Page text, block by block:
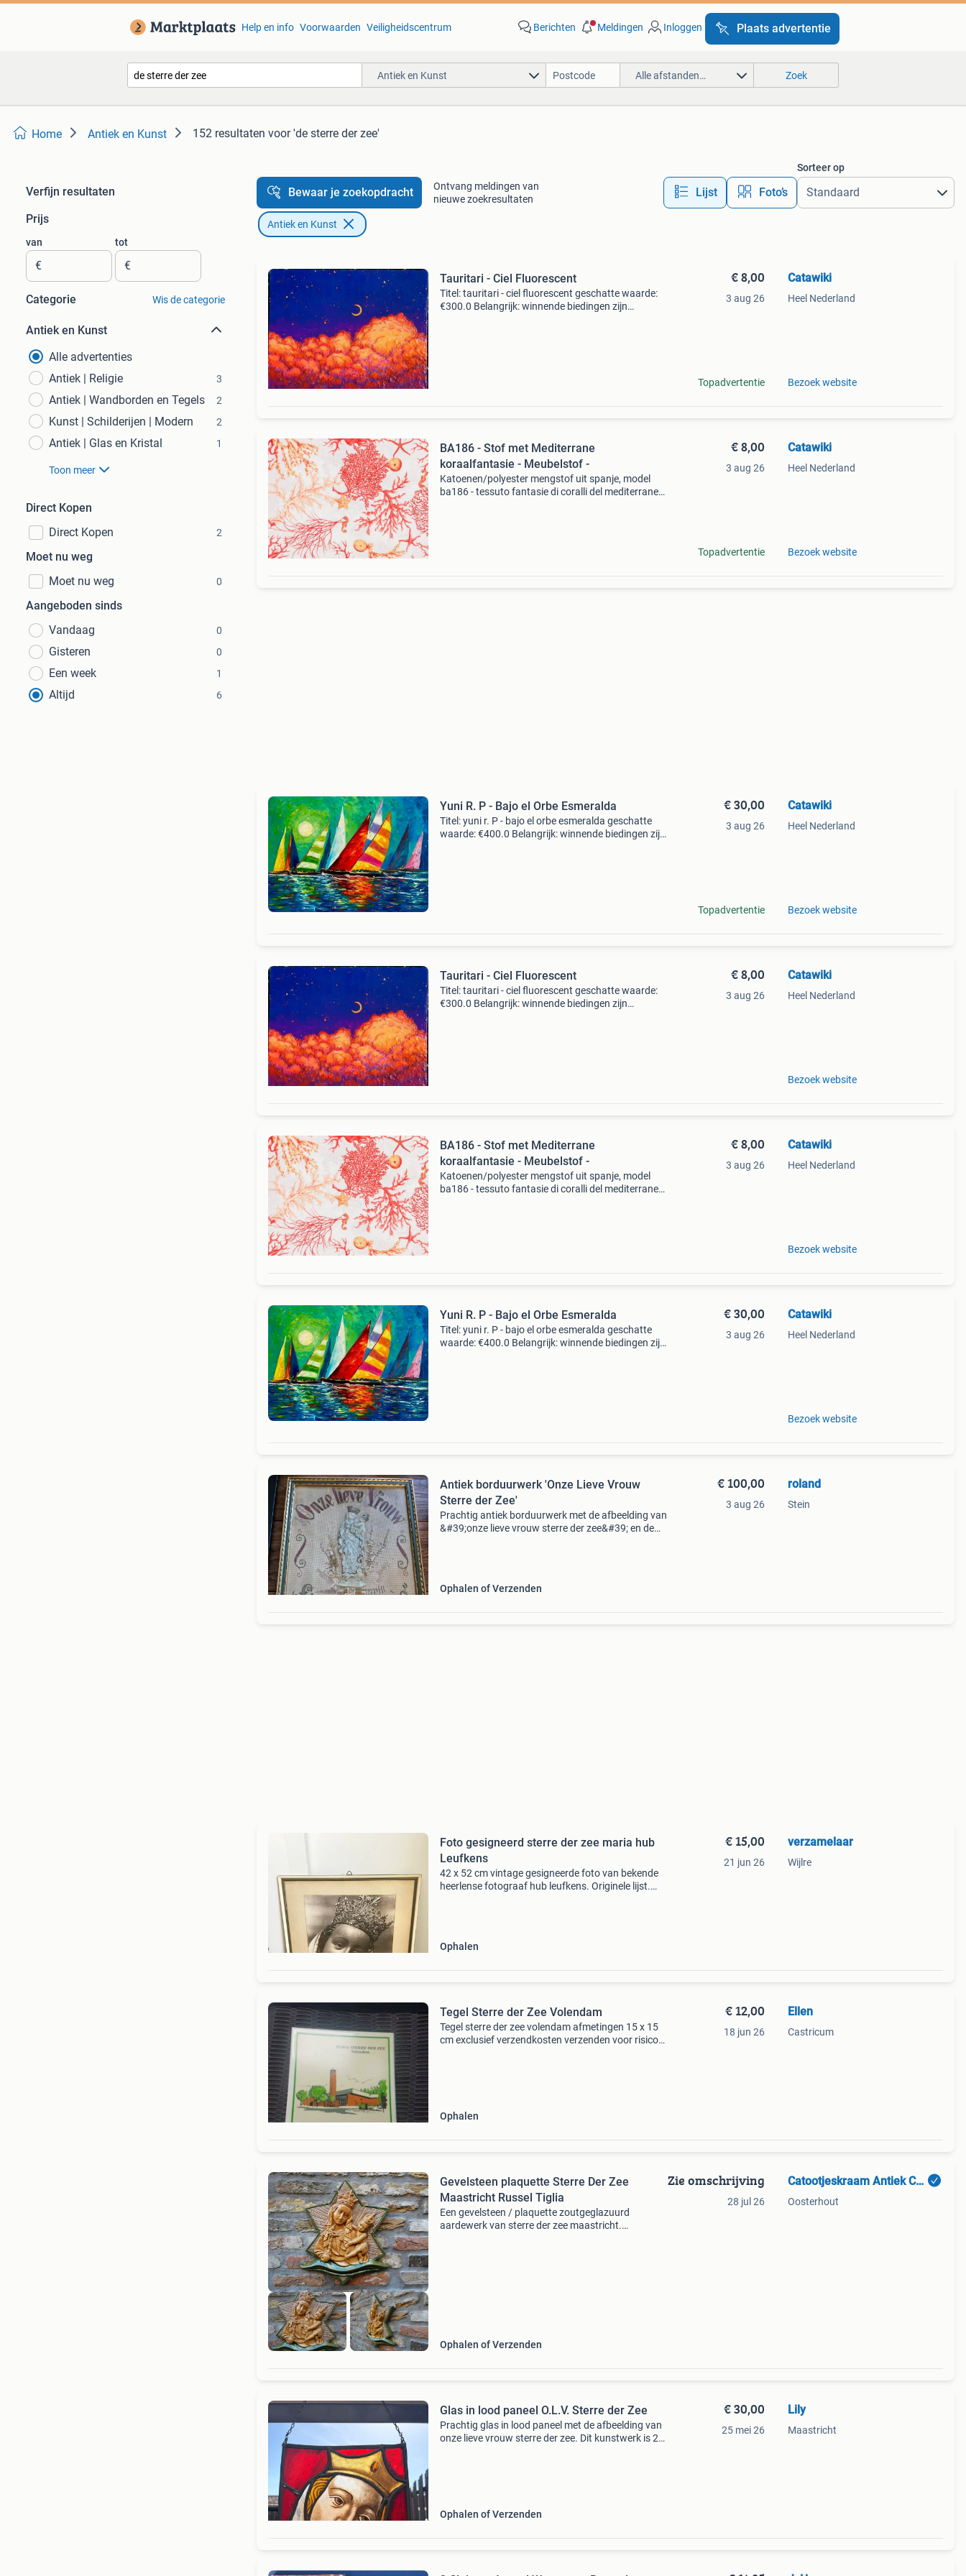
Help en info Voorwaarden Veiligheidscentrum Berichten Meldingen Inloggen Plaats advertentie
Antiek en Kunst Alle afstanden… Zoek
Home Antiek en Kunst 152 resultaten voor 'de sterre der zee'
Verfijn resultaten
Prijs
van
€
tot
€
Categorie Wis de categorie
Antiek en Kunst
Alle advertenties
Antiek | Religie
3
Antiek | Wandborden en Tegels 2
Kunst | Schilderijen | Modern 2
Antiek | Glas en Kristal 1
Toon meer
Direct Kopen
Direct Kopen
2
Moet nu weg
Moet nu weg
0
Aangeboden sinds
Vandaag
0
Gisteren 0
Een week 1
Altijd 6
Bewaar je zoekopdracht
Ontvang meldingen van
nieuwe zoekresultaten
Lijst Foto’s
Sorteer op
Antiek en Kunst
Tauritari - Ciel Fluorescent
Titel: tauritari - ciel fluorescent geschatte waarde:
€300.0 Belangrijk: winnende biedingen zijn
€ 8,00
3 aug 26
Topadvertentie
Catawiki
Heel Nederland
Bezoek website
BA186 - Stof met Mediterrane
koraalfantasie - Meubelstof -
Katoenen/polyester mengstof uit spanje, model
ba186 - tessuto fantasie di coralli del mediterraneo,
€ 8,00
3 aug 26
Topadvertentie
Catawiki
Heel Nederland
Bezoek website
Yuni R. P - Bajo el Orbe Esmeralda
Titel: yuni r. P - bajo el orbe esmeralda geschatte
waarde: €400.0 Belangrijk: winnende biedingen zijn
€ 30,00
3 aug 26
Topadvertentie
Catawiki
Heel Nederland
Bezoek website
Tauritari - Ciel Fluorescent
Titel: tauritari - ciel fluorescent geschatte waarde:
€300.0 Belangrijk: winnende biedingen zijn
€ 8,00
3 aug 26
Catawiki
Heel Nederland
Bezoek website
BA186 - Stof met Mediterrane
koraalfantasie - Meubelstof -
Katoenen/polyester mengstof uit spanje, model
ba186 - tessuto fantasie di coralli del mediterraneo,
€ 8,00
3 aug 26
Catawiki
Heel Nederland
Bezoek website
Yuni R. P - Bajo el Orbe Esmeralda
Titel: yuni r. P - bajo el orbe esmeralda geschatte
waarde: €400.0 Belangrijk: winnende biedingen zijn
€ 30,00
3 aug 26
Catawiki
Heel Nederland
Bezoek website
Antiek borduurwerk 'Onze Lieve Vrouw
Sterre der Zee'
Prachtig antiek borduurwerk met de afbeelding van
&#39;onze lieve vrouw sterre der zee&#39; en de
Ophalen of Verzenden
€ 100,00
3 aug 26
roland
Stein
Foto gesigneerd sterre der zee maria hub
Leufkens
42 x 52 cm vintage gesigneerde foto van bekende
heerlense fotograaf hub leufkens. Originele lijst.
Ophalen
€ 15,00
21 jun 26
verzamelaar
Wijlre
Tegel Sterre der Zee Volendam
Tegel sterre der zee volendam afmetingen 15 x 15
cm exclusief verzendkosten verzenden voor risico
Ophalen
€ 12,00
18 jun 26
Ellen
Castricum
Gevelsteen plaquette Sterre Der Zee
Maastricht Russel Tiglia
Een gevelsteen / plaquette zoutgeglazuurd
aardewerk van sterre der zee maastricht.
Ophalen of Verzenden
Zie omschrijving
28 jul 26
Catootjeskraam Antiek Curiosa
Oosterhout
Glas in lood paneel O.L.V. Sterre der Zee
Prachtig glas in lood paneel met de afbeelding van
onze lieve vrouw sterre der zee. Dit kunstwerk is 24
Ophalen of Verzenden
€ 30,00
25 mei 26
Lily
Maastricht